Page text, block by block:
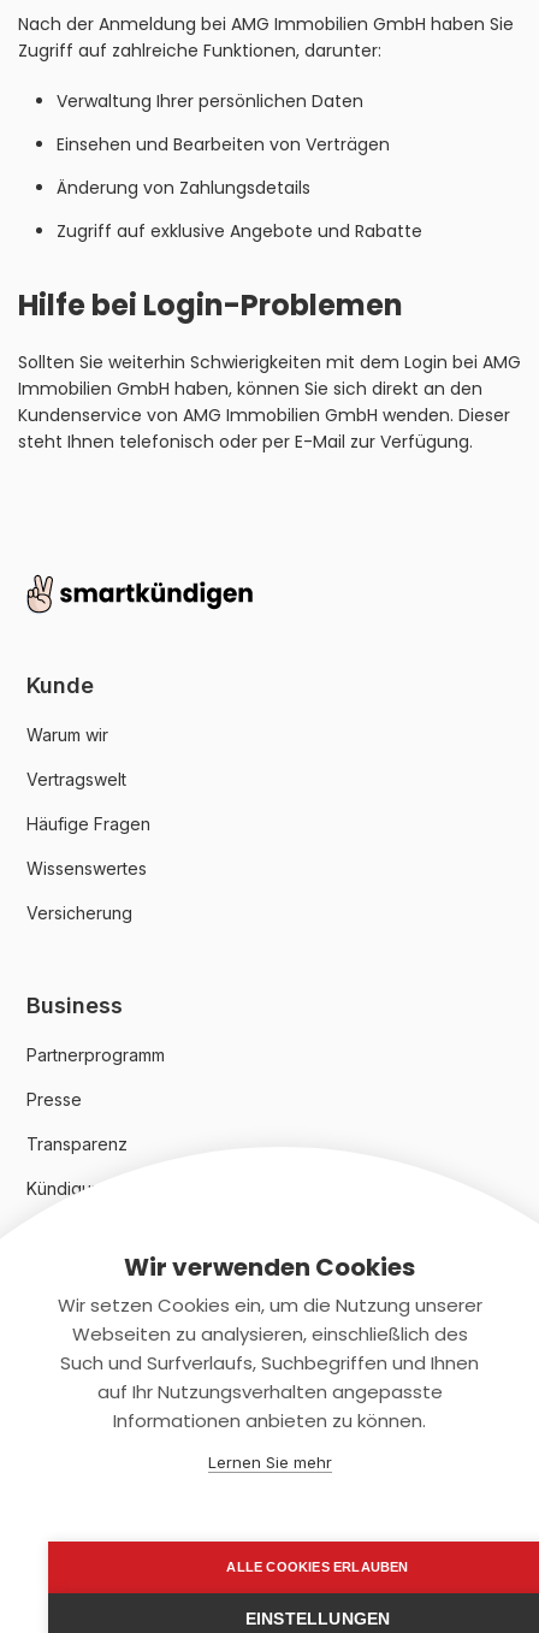
Nach der Anmeldung bei AMG Immobilien GmbH haben Sie
Zugriff auf zahlreiche Funktionen, darunter:
Verwaltung Ihrer persönlichen Daten
Einsehen und Bearbeiten von Verträgen
Änderung von Zahlungsdetails
Zugriff auf exklusive Angebote und Rabatte
Hilfe bei Login-Problemen
Sollten Sie weiterhin Schwierigkeiten mit dem Login bei AMG
Immobilien GmbH haben, können Sie sich direkt an den
Kundenservice von AMG Immobilien GmbH wenden. Dieser
steht Ihnen telefonisch oder per E-Mail zur Verfügung.
Kunde
Warum wir
Vertragswelt
Häufige Fragen
Wissenswertes
Versicherung
Business
Partnerprogramm
Presse
Transparenz
Kündigungsindex 2024
Rechtliches
Datenschutz
support@smartkuendigen.de
Wir verwenden Cookies
Wir setzen Cookies ein, um die Nutzung unserer
Webseiten zu analysieren, einschließlich des
Such und Surfverlaufs, Suchbegriffen und Ihnen
auf Ihr Nutzungsverhalten angepasste
Informationen anbieten zu können.
Lernen Sie mehr
ALLE COOKIES ERLAUBEN
EINSTELLUNGEN